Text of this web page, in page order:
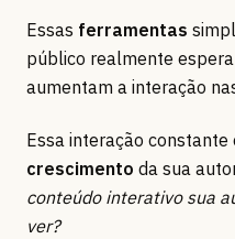
Essas ferramentas
público realmente
aumentam a interação
Essa interação
crescimento da sua
conteúdo interativo sua
ver?